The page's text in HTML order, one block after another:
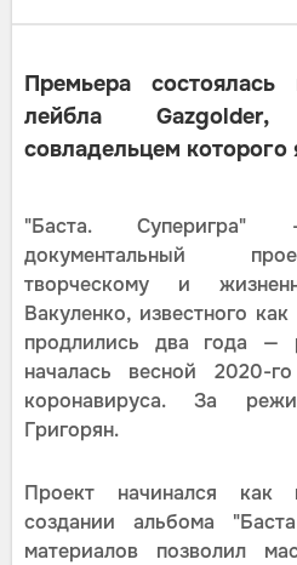
Премьера состоялась
лейбла
совладельцем которого
"Баста.
документальный
творческому и
Вакуленко, известного как
продлились два года —
началась весной 2020-
коронавируса. За
Григорян.
Проект начинался
создании альбома
материалов позволил